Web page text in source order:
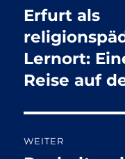
Vorheriger
Beitrag:
Erfurt als
Lernort:
Reise auf
WEITER